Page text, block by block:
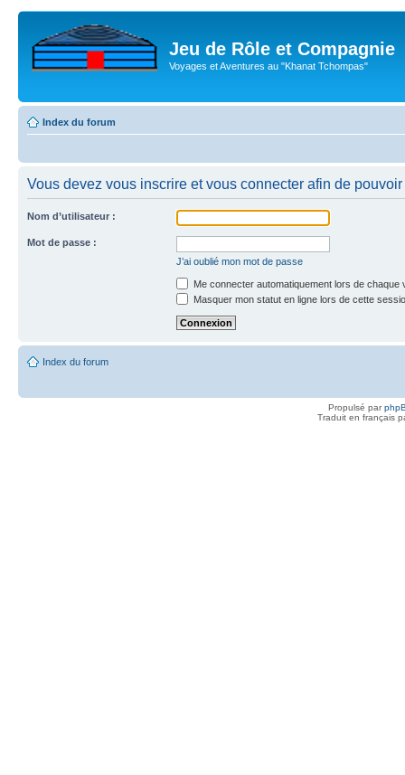
Jeu de Rôle et Compagnie
Voyages et Aventures au "Khanat Tchompas"
Index du forum
Vous devez vous inscrire et vous connecter afin de
Nom d’utilisateur :
Mot de passe :
J’ai oublié mon mot de passe
Me connecter automatiquement lors de chaque
Masquer mon statut en ligne lors de cette
Index du forum
Propulsé par
Traduit en français